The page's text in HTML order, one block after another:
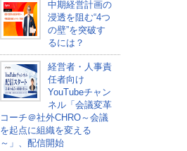
中期経営計画の
浸透を阻む“4つ
の壁”を突破す
るには？
経営者・人事責
任者向け
YouTubeチャン
ネル「会議変革
コーチ＠社外CHRO～会議
を起点に組織を変える
～」、配信開始